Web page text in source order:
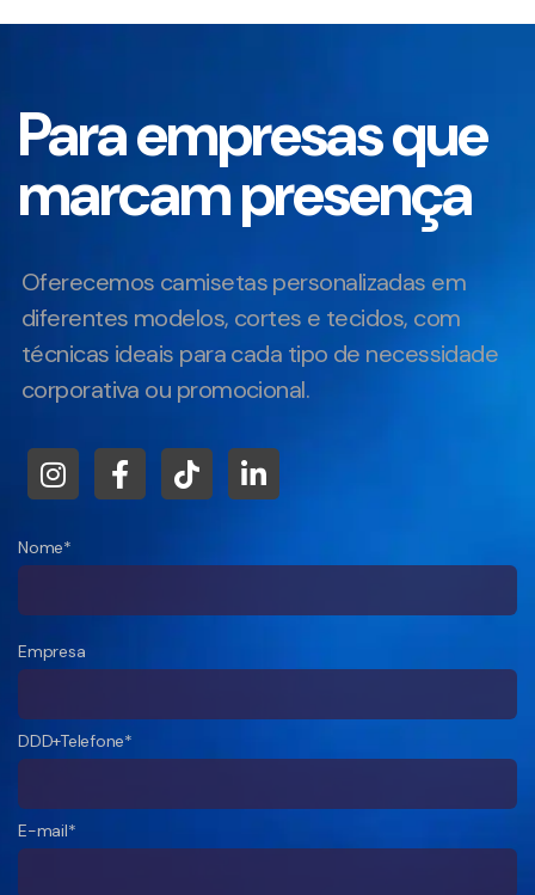
Para empresas que
marcam presença
Oferecemos camisetas personalizadas em
diferentes modelos, cortes e tecidos, com
técnicas ideais para cada tipo de necessidade
corporativa ou promocional.
Nome*
Empresa
DDD+Telefone*
E-mail*